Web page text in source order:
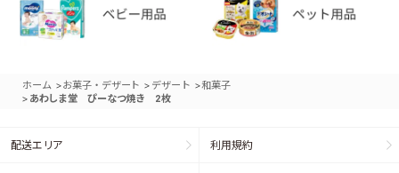
ホーム >お菓子・デザート > デザート >和菓子
> あわしま堂 ぴーなつ焼き 2枚
配送エリア 利用規約